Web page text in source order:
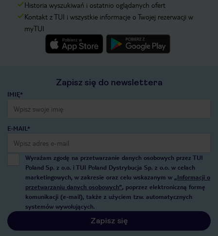
Historia wyszukiwań i ostatnio oglądanych ofert
Kontakt z TUI i wszystkie informacje o Twojej rezerwacji w
myTUI
Zapisz się do newslettera
IMIĘ*
E-MAIL*
Wyrażam zgodę na przetwarzanie danych osobowych przez TUI
Poland Sp. z o.o. i TUI Poland Dystrybucja Sp. z o.o. w celach
marketingowych, w zakresie oraz celu wskazanym w „Informacji o
przetwarzaniu danych osobowych”, poprzez elektroniczną formę
komunikacji (e-mail), także z użyciem tzw. automatycznych
systemów wywołujących.
Zapisz się